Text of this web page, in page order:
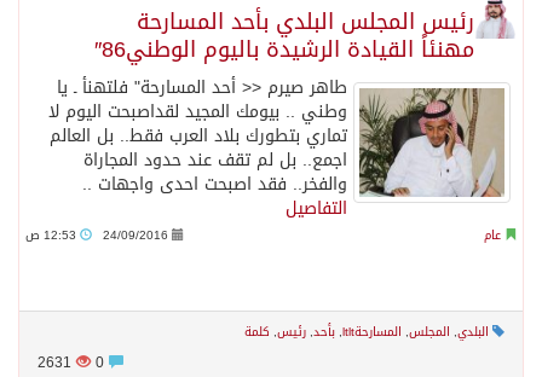
رئيس المجلس البلدي بأحد المسارحة
مهنئاً القيادة الرشيدة باليوم الوطني86″
طاهر صيرم << أحد المسارحة" فلتهنأ ـ يا
وطني .. بيومك المجيد لقداصبحت اليوم لا
تماري بتطورك بلاد العرب فقط.. بل العالم
اجمع.. بل لم تقف عند حدود المجاراة
والفخر.. فقد اصبحت احدى واجهات ..
التفاصيل
عام 24/09/2016
البلدي, المجلس, المسارحةltlt , بأحد, رئيس, كلمة
2631